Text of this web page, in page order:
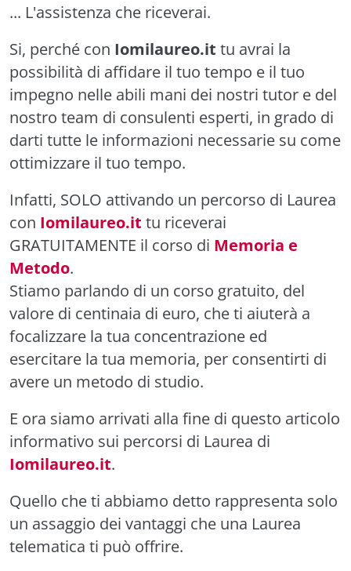
... L'assistenza che riceverai.
Si, perché con Iomilaureo.it tu avrai la
possibilità di affidare il tuo tempo e il tuo
impegno nelle abili mani dei nostri tutor e del
nostro team di consulenti esperti, in grado di
darti tutte le informazioni necessarie su come
ottimizzare il tuo tempo.
Infatti, SOLO attivando un percorso di Laurea
con Iomilaureo.it tu riceverai
GRATUITAMENTE il corso di Memoria e
Metodo.
Stiamo parlando di un corso gratuito, del
valore di centinaia di euro, che ti aiuterà a
focalizzare la tua concentrazione ed
esercitare la tua memoria, per consentirti di
avere un metodo di studio.
E ora siamo arrivati alla fine di questo articolo
informativo sui percorsi di Laurea di
Iomilaureo.it.
Quello che ti abbiamo detto rappresenta solo
un assaggio dei vantaggi che una Laurea
telematica ti può offrire.